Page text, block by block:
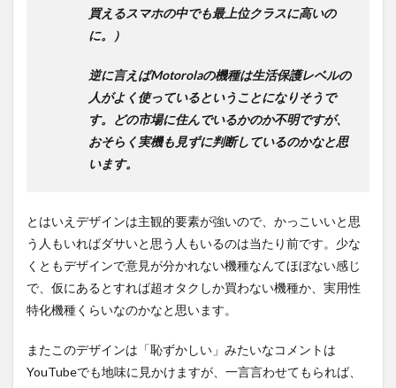
買えるスマホの中でも最上位クラスに高いの
に。）
逆に言えばMotorolaの機種は生活保護レベルの
人がよく使っているということになりそうで
す。どの市場に住んでいるかのか不明ですが、
おそらく実機も見ずに判断しているのかなと思
います。
とはいえデザインは主観的要素が強いので、かっこいいと思
う人もいればダサいと思う人もいるのは当たり前です。少な
くともデザインで意見が分かれない機種なんてほぼない感じ
で、仮にあるとすれば超オタクしか買わない機種か、実用性
特化機種くらいなのかなと思います。
またこのデザインは「恥ずかしい」みたいなコメントは
YouTubeでも地味に見かけますが、一言言わせてもられば、